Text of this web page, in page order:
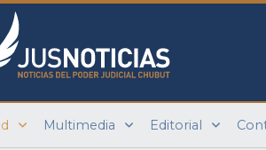
Multimedia Editorial